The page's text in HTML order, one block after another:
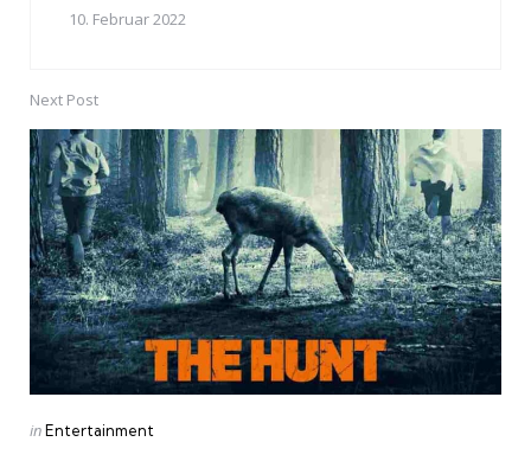
10. Februar 2022
Next Post
Posted
inEntertainment